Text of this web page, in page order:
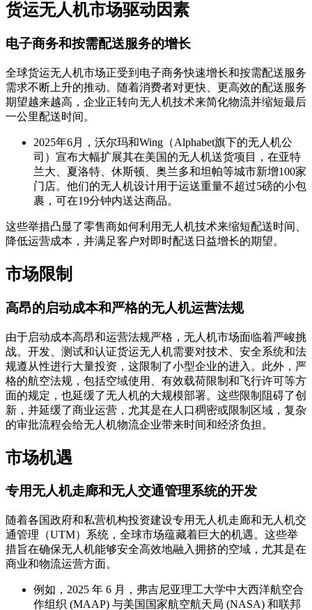
货运无人机市场驱动因素
电子商务和按需配送服务的增长
全球货运无人机市场正受到电子商务快速增长和按需配送服务
需求不断上升的推动。随着消费者对更快、更高效的配送服务
期望越来越高，企业正转向无人机技术来简化物流并缩短最后
一公里配送时间。
2025年6月，沃尔玛和Wing（Alphabet旗下的无人机公
司）宣布大幅扩展其在美国的无人机送货项目，在亚特
兰大、夏洛特、休斯顿、奥兰多和坦帕等城市新增100家
门店。他们的无人机设计用于运送重量不超过5磅的小包
裹，可在19分钟内送达商品。
这些举措凸显了零售商如何利用无人机技术来缩短配送时间、
降低运营成本，并满足客户对即时配送日益增长的期望。
市场限制
高昂的启动成本和严格的无人机运营法规
由于启动成本高昂和运营法规严格，无人机市场面临着严峻挑
战。开发、测试和认证货运无人机需要对技术、安全系统和法
规遵从性进行大量投资，这限制了小型企业的进入。此外，严
格的航空法规，包括空域使用、有效载荷限制和飞行许可等方
面的规定，也延缓了无人机的大规模部署。这些限制阻碍了创
新，并延缓了商业运营，尤其是在人口稠密或限制区域，复杂
的审批流程会给无人机物流企业带来时间和经济负担。
市场机遇
专用无人机走廊和无人交通管理系统的开发
随着各国政府和私营机构投资建设专用无人机走廊和无人机交
通管理（UTM）系统，全球市场蕴藏着巨大的机遇。这些举
措旨在确保无人机能够安全高效地融入拥挤的空域，尤其是在
商业和物流运营方面。
例如，2025 年 6 月，弗吉尼亚理工大学中大西洋航空合
作组织 (MAAP) 与美国国家航空航天局 (NASA) 和联邦